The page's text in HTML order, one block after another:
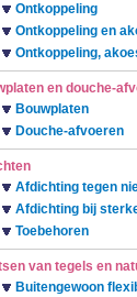
Ontkoppeling
Ontkoppeling en
Ontkoppeling,
en douche-
Bouwplaten
Douche-afvoeren
Afdichting tegen
Afdichting bij
Toebehoren
van tegels en
Buitengewoon